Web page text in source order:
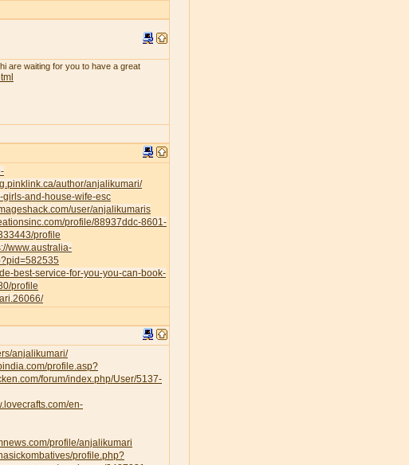
are waiting for you to have a great
author/anjalikumari/
and-house-wife-esc
user/anjalikumaris
profile/88937ddc-8601-
profile
www.australia-
best-service-for-you-you-can-book-
profile
anjalikumari/
profile.asp?
forum/index.php/User/5137-
en-
profile/anjalikumari
profile.php?